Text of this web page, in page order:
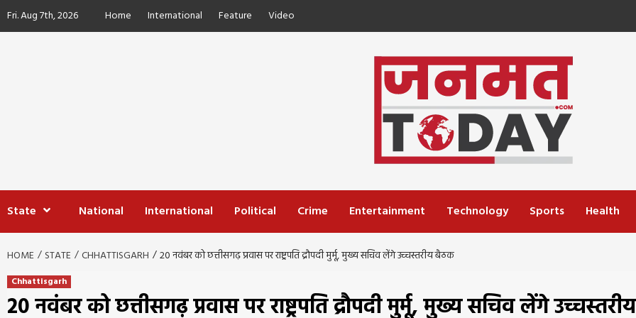
Skip
toFri. Aug 7th, 2026 Home International Feature Video
State National International Political Crime Entertainment Technology Sports Health
HOME STATE CHHATTISGARH 20 नवंबर को छत्तीसगढ़ प्रवास पर राष्ट्रपति द्रौपदी मुर्मू, मुख्य सचिव लेंगे उच्चस्तरीय बैठक
Chhattisgarh
20 नवंबर को छत्तीसगढ़ प्रवास पर राष्ट्रपति द्रौपदी मुर्मू, मुख्य सचिव लेंगे उच्चस्तरीय